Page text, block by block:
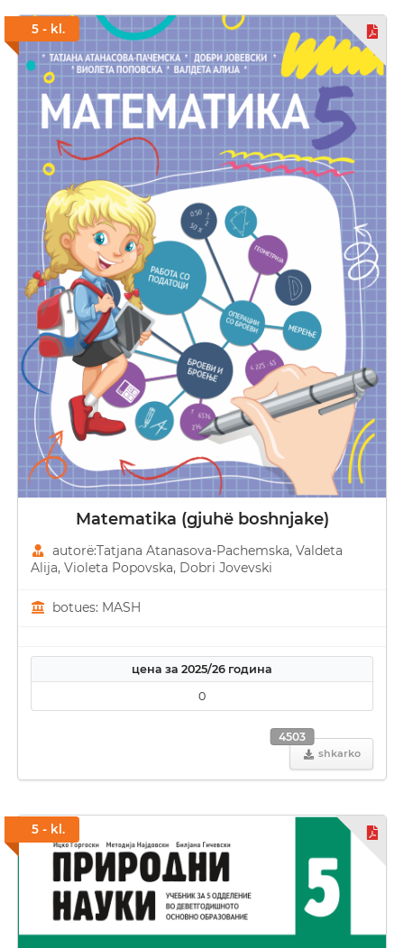
5 - kl.
Matematika (gjuhë boshnjake)
autorë:Tatjana Atanasova-Pachemska, Valdeta
Alija, Violeta Popovska, Dobri Јovevski
botues: MASH
цена за 2025/26 година
0
shkarko
4503
5 - kl.